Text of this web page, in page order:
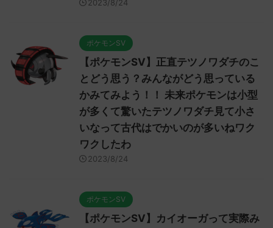
2023/8/24
ポケモンSV
【ポケモンSV】正直テツノワダチのこ
とどう思う？みんながどう思っている
かみてみよう！！ 未来ポケモンは小型
が多くて驚いたテツノワダチ見て小さ
いなって古代はでかいのが多いねワク
ワクしたわ
2023/8/24
ポケモンSV
【ポケモンSV】カイオーガって実際み